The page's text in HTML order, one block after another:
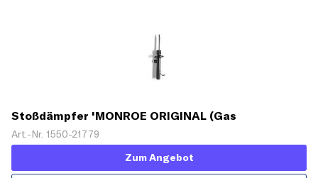
Stoßdämpfer 'MONROE ORIGINAL (Gas
Technology)'
Art.-Nr. 1550-21779
Zum Angebot